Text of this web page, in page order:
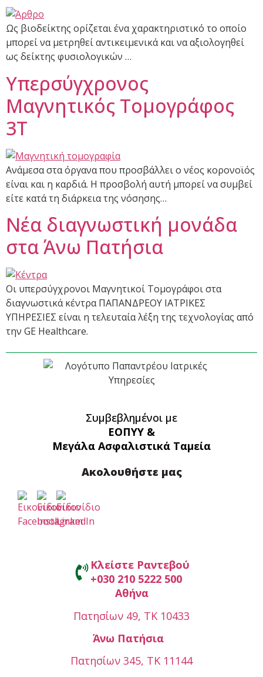
Ως βιοδείκτης ορίζεται ένα χαρακτηριστικό το οποίο
μπορεί να μετρηθεί αντικειμενικά και να αξιολογηθεί
ως δείκτης φυσιολογικών …
Υπερσύγχρονος
Μαγνητικός Τομογράφος
3Τ
Ανάμεσα στα όργανα που προσβάλλει ο νέος κορονοϊός
είναι και η καρδιά. Η προσβολή αυτή μπορεί να συμβεί
είτε κατά τη διάρκεια της νόσησης…
Νέα διαγνωστική μονάδα
στα Άνω Πατήσια
Οι υπερσύγχρονοι Μαγνητικοί Τομογράφοι στα
διαγνωστικά κέντρα ΠΑΠΑΝΔΡΕΟΥ ΙΑΤΡΙΚΕΣ
ΥΠΗΡΕΣΙΕΣ είναι η τελευταία λέξη της τεχνολογίας από
την GE Healthcare.
Συμβεβλημένοι με
ΕΟΠΥΥ &
Μεγάλα Ασφαλιστικά Ταμεία
Ακολουθήστε μας
Κλείστε Ραντεβού
+030 210 5222 500
Αθήνα
Πατησίων 49, ΤΚ 10433
Άνω Πατήσια
Πατησίων 345, ΤΚ 11144